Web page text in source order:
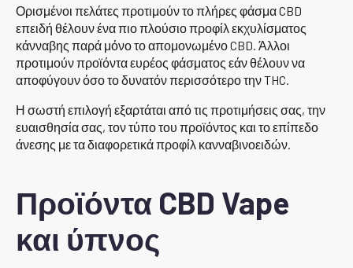
Ορισμένοι πελάτες προτιμούν το πλήρες φάσμα CBD
επειδή θέλουν ένα πιο πλούσιο προφίλ εκχυλίσματος
κάνναβης παρά μόνο το απομονωμένο CBD. Άλλοι
προτιμούν προϊόντα ευρέος φάσματος εάν θέλουν να
αποφύγουν όσο το δυνατόν περισσότερο την THC.
Η σωστή επιλογή εξαρτάται από τις προτιμήσεις σας, την
ευαισθησία σας, τον τύπο του προϊόντος και το επίπεδο
άνεσης με τα διαφορετικά προφίλ κανναβινοειδών.
Προϊόντα CBD Vape
και ύπνος